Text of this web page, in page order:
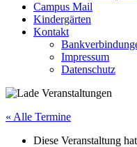
Campus Mail
Kindergärten
Kontakt
Impressum
Datenschutz
« Alle Termine
Diese Veranstaltung